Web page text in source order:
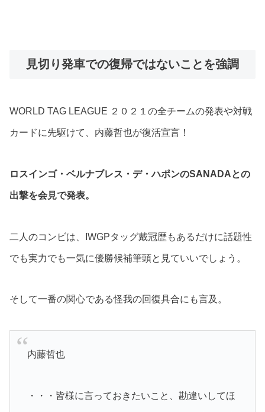
見切り発車での復帰ではないことを強調
WORLD TAG LEAGUE ２０２１の全チームの発表や対戦
カードに先駆けて、内藤哲也が復活宣言！
ロスインゴ・ベルナブレス・デ・ハポンのSANADAとの
出撃を会見で発表。
二人のコンビは、IWGPタッグ戴冠歴もあるだけに話題性
でも実力でも一気に優勝候補筆頭と見ていいでしょう。
そして一番の関心である怪我の回復具合にも言及。
内藤哲也
・・・皆様に言っておきたいこと、勘違いしてほ